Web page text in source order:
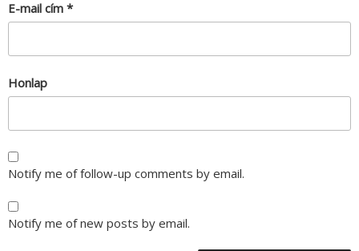
E-mail cím *
Honlap
Notify me of follow-up comments by email.
Notify me of new posts by email.